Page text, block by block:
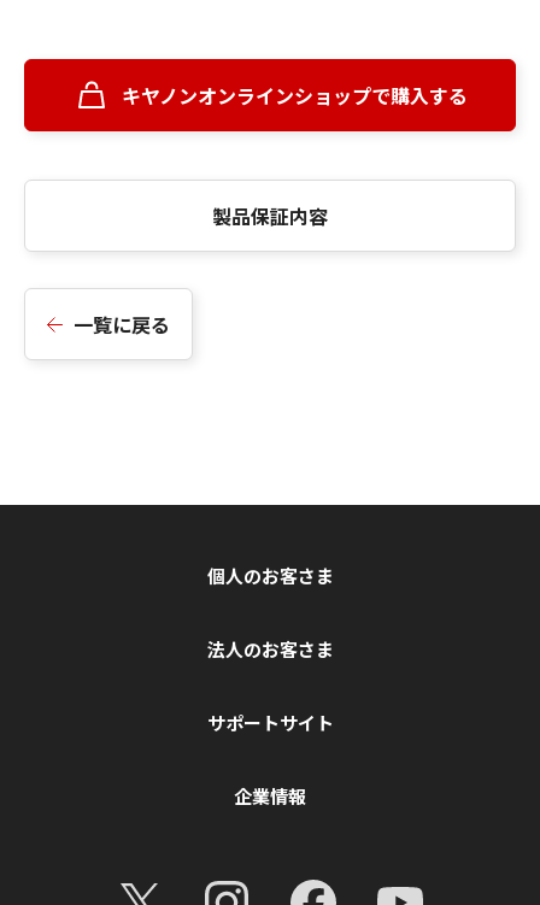
キヤノンオンラインショップで購入する
製品保証内容
一覧に戻る
個人のお客さま
法人のお客さま
サポートサイト
企業情報